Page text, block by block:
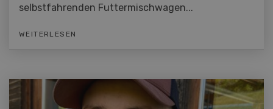
selbstfahrenden Futtermischwagen...
WEITERLESEN